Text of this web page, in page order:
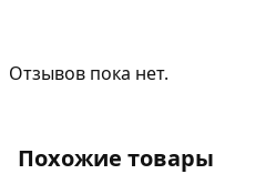
Отзывов пока нет.
Похожие товары